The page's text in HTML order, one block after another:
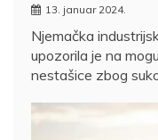
13. januar 2024.
Njemačka
upozorila je na
nestašice zbog